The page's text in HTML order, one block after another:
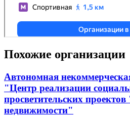
Похожие организации
Автономная
"Центр реализации
просветительских
недвижимости"